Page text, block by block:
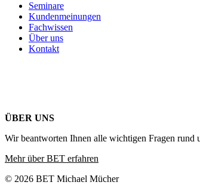
Seminare
Kundenmeinungen
Fachwissen
Über uns
Kontakt
ÜBER UNS
Wir beantworten Ihnen alle wichtigen Fragen rund
Mehr über BET erfahren
© 2026 BET Michael Mücher